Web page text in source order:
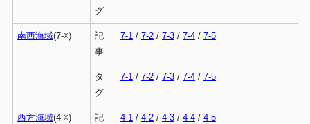
グ
南西海域(7-☓)
記
事
7-1/ 7-2/ 7-3/ 7-4/ 7-5
タ
グ
7-1/ 7-2/ 7-3/ 7-4/ 7-5
西方海域(4-☓)
記
4-1/ 4-2/ 4-3/ 4-4/ 4-5